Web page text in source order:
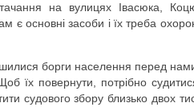
на вулицях Івасюка,
є основні засоби і їх треба
борги населення перед
їх повернути, потрібно
судового збору близько двох